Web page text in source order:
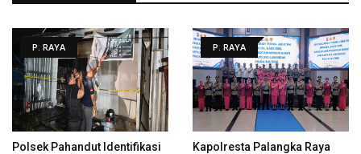
P. RAYA
Polsek Pahandut Identifikasi
P. RAYA
Kapolresta Palangka Raya